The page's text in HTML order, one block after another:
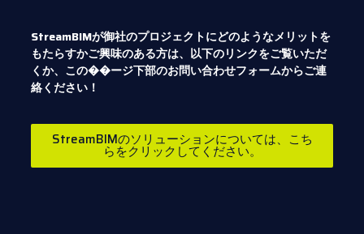
StreamBIMが御社のプロジェクトにどのようなメリットを
もたらすかご興味のある方は、以下のリンクをご覧いただ
くか、この��ージ下部のお問い合わせフォームからご連
絡ください！
StreamBIMのソリューションについては、こち
らをクリックしてください。